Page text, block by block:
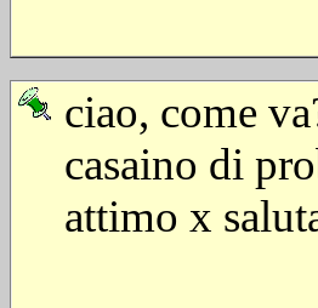
ciao, come
casaino di
attimo x